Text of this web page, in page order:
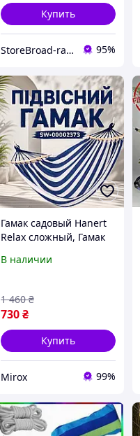
Купить
StoreBroad-range 95%
Гамак садовый Hanert
Relax сложный, Гамак
и рыбалки
В наличии
730₴
1 460 ₴
Купить
Mirox 99%